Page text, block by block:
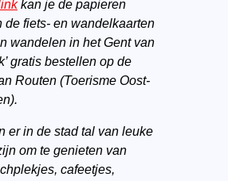
kan je de papieren
de fiets- en wandelkaarten
wandelen in het Gent van
gratis bestellen op de
Routen (Toerisme Oost-
er in de stad tal van leuke
om te genieten van
cafeetjes,